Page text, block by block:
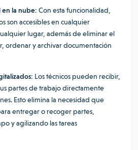
en la nube: Con esta funcionalidad,
son accesibles en cualquier
lugar, además de eliminar el
ordenar y archivar documentación
Los técnicos pueden recibir,
partes de trabajo directamente
Esto elimina la necesidad que
entregar o recoger partes,
y agilizando las tareas